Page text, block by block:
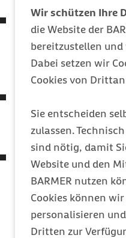
Wir schützen Ihre
die Website der
bereitzustellen
Dabei setzen wir
Cookies von
Sie entscheiden
zulassen.
sind nötig, damit
Website und den
BARMER nutzen
Cookies können
personalisieren
Dritten zur
Verordnung zu
Nachweis des
CoronavirusSARS-
Sozialgesetzbuch
(7. SGB IV-ÄndG)
Gesetz zur
2017/745 und die
(Medizinprodukte-
MPEUAnpG)